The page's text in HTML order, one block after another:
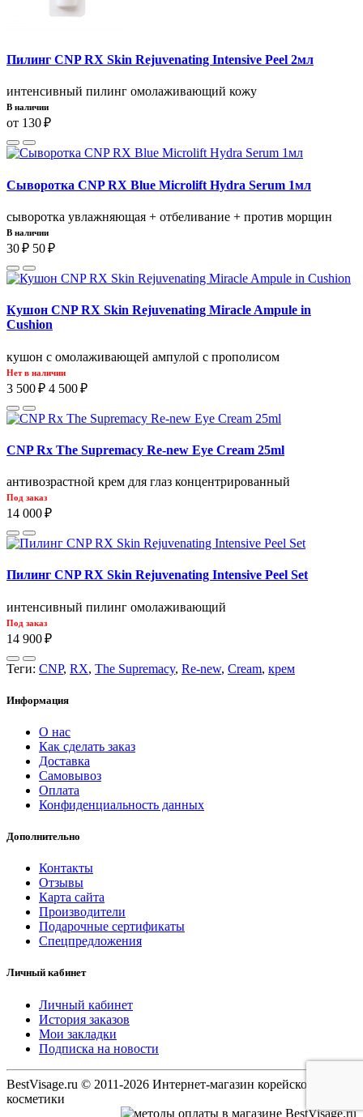
Пилинг CNP RX Skin Rejuvenating Intensive Peel 2мл
интенсивный пилинг омолаживающий кожу
В наличии
от 130 ₽
Сыворотка CNP RX Blue Microlift Hydra Serum 1мл
сыворотка увлажняющая + отбеливание + против морщин
В наличии
30 ₽ 50 ₽
Кушон CNP RX Skin Rejuvenating Miracle Ampule in
Cushion
кушон с омолаживающей ампулой с прополисом
Нет в наличии
3 500 ₽ 4 500 ₽
CNP Rx The Supremacy Re-new Eye Cream 25ml
антивозрастной крем для глаз концентрированный
Под заказ
14 000 ₽
Пилинг CNP RX Skin Rejuvenating Intensive Peel Set
интенсивный пилинг омолаживающий
Под заказ
14 900 ₽
Теги: CNP, RX, The Supremacy, Re-new, Cream, крем
Информация
О нас
Как сделать заказ
Доставка
Самовывоз
Оплата
Конфиденциальность данных
Дополнительно
Контакты
Отзывы
Карта сайта
Производители
Подарочные сертификаты
Спецпредложения
Личный кабинет
Личный кабинет
История заказов
Мои закладки
Подписка на новости
BestVisage.ru © 2011-2026 Интернет-магазин корейской
косметики